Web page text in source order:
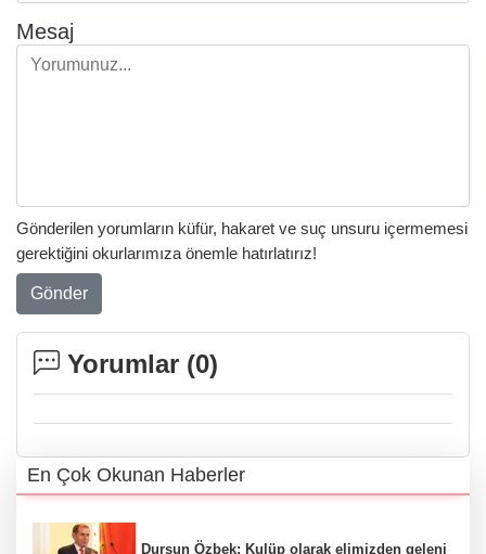
Mesaj
Gönderilen yorumların küfür, hakaret ve suç unsuru içermemesi
gerektiğini okurlarımıza önemle hatırlatırız!
Gönder
Yorumlar (0)
En Çok Okunan Haberler
Dursun Özbek: Kulüp olarak elimizden geleni